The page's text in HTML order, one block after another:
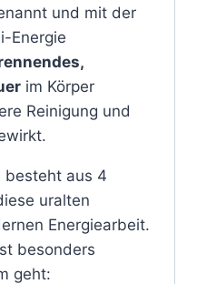
und mit der
Energie
im Körper
Reinigung und
besteht aus 4
uralten
Energiearbeit.
besonders
geht: